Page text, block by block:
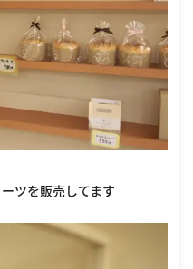
ツを販売してます